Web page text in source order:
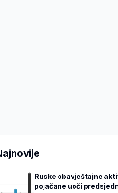
Ruske obavještajne
pojačane uoči